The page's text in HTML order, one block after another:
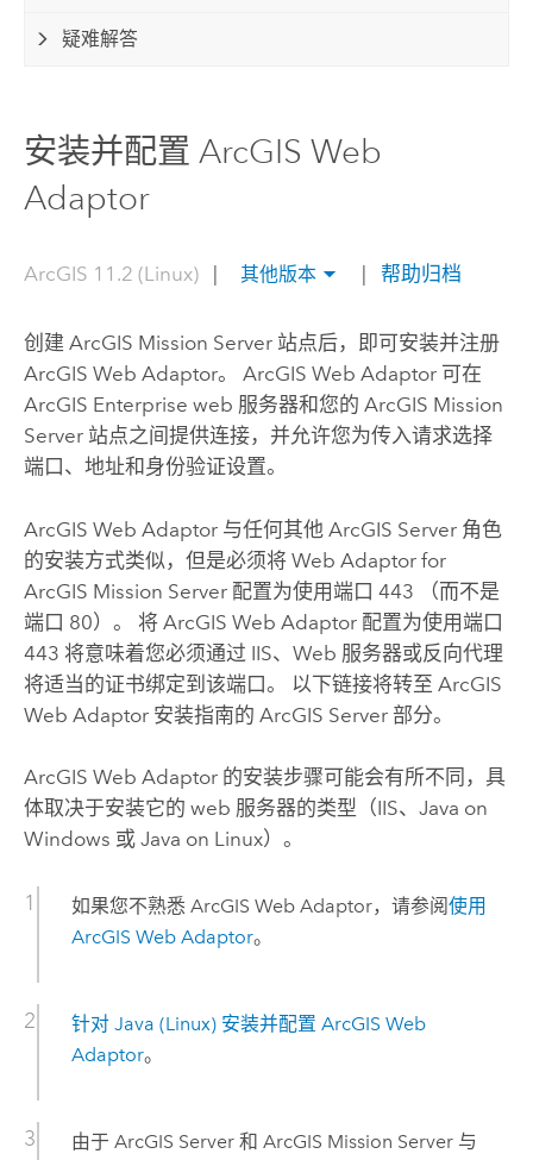
疑难解答
安装并配置 ArcGIS Web
Adaptor
ArcGIS 11.2 (Linux)| 其他版本 | 帮助归档
创建 ArcGIS Mission Server站点后，即可安装并注册
ArcGIS Web Adaptor。 ArcGIS Web Adaptor可在
ArcGIS Enterprise web 服务器和您的 ArcGIS Mission
Server站点之间提供连接，并允许您为传入请求选择
端口、地址和身份验证设置。
ArcGIS Web Adaptor与任何其他 ArcGIS Server角色
的安装方式类似，但是必须将 Web Adaptor for
ArcGIS Mission Server配置为使用端口 443 （而不是
端口 80）。 将 ArcGIS Web Adaptor配置为使用端口
443 将意味着您必须通过 IIS、Web 服务器或反向代理
将适当的证书绑定到该端口。 以下链接将转至 ArcGIS
Web Adaptor安装指南的 ArcGIS Server部分。
ArcGIS Web Adaptor的安装步骤可能会有所不同，具
体取决于安装它的 web 服务器的类型（IIS、 Java on
Windows 或 Java on Linux）。
如果您不熟悉 ArcGIS Web Adaptor，请参阅使用
ArcGIS Web Adaptor。
针对 Java (Linux) 安装并配置 ArcGIS Web
Adaptor。
由于 ArcGIS Server和 ArcGIS Mission Server与